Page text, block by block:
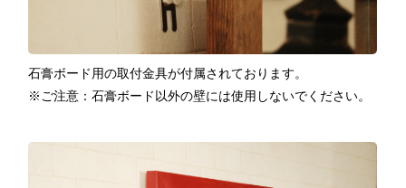
石膏ボード用の取付金具が付属されております。
※ご注意：石膏ボード以外の壁には使用しないでください。